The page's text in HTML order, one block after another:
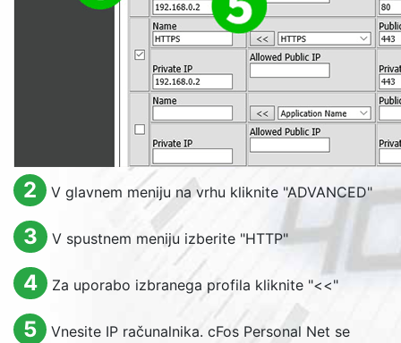
2 V glavnem meniju na vrhu kliknite "ADVANCED"
3 V spustnem meniju izberite "HTTP"
4 Za uporabo izbranega profila kliknite "<<"
5
Vnesite IP računalnika. cFos Personal Net se